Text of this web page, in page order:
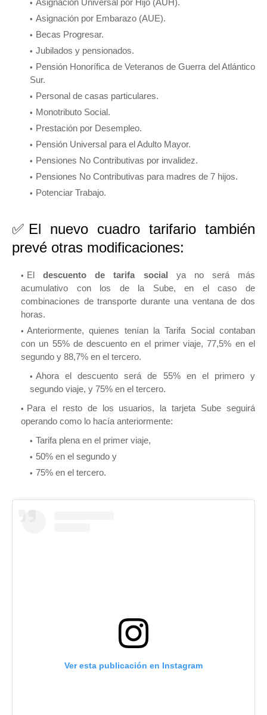
Asignación por Embarazo (AUE).
Becas Progresar.
Jubilados y pensionados.
Pensión Honorífica de Veteranos de Guerra del Atlántico
Sur.
Personal de casas particulares.
Monotributo Social.
Prestación por Desempleo.
Pensión Universal para el Adulto Mayor.
Pensiones No Contributivas por invalidez.
Pensiones No Contributivas para madres de 7 hijos.
Potenciar Trabajo.
✅El nuevo cuadro tarifario también
prevé otras modificaciones:
Eldescuento de tarifa social ya no será más
acumulativo con los de la Sube, en el caso de
combinaciones de transporte durante una ventana de dos
horas.
Anteriormente, quienes tenían la Tarifa Social contaban
con un 55% de descuento en el primer viaje, 77,5% en el
segundo y 88,7% en el tercero.
Ahora el descuento será de 55% en el primero y
segundo viaje, y 75% en el tercero.
Para el resto de los usuarios, la tarjeta Sube seguirá
operando como lo hacía anteriormente:
Tarifa plena en el primer viaje,
50% en el segundo y
75% en el tercero.
Ver esta publicación en Instagram